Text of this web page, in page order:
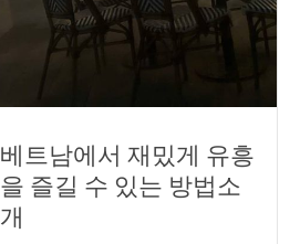
베트남에서 재밌게 유흥
을 즐길 수 있는 방법소
개